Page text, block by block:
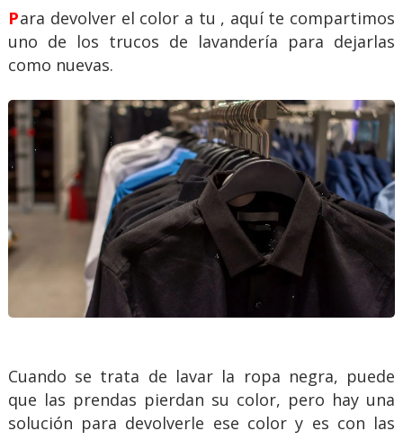
Para devolver el color a tu , aquí te compartimos
uno de los trucos de lavandería para dejarlas
como nuevas.
Cuando se trata de lavar la ropa negra, puede
que las prendas pierdan su color, pero hay una
solución para devolverle ese color y es con las